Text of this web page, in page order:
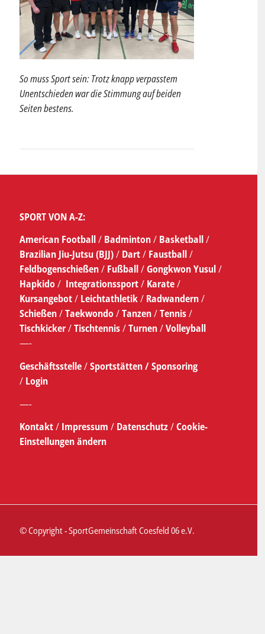
So muss Sport sein: Trotz knapp verpasstem
Unentschieden war die Stimmung auf beiden
Seiten bestens.
SPORT VON A-Z:
American Football/ Badminton/ Basketball/
Brazilian Jiu-Jutsu (BJJ)/ Dart/ Faustball/
Feldbogenschießen/ Fußball/Gongkwon Yusul/
Hapkido/ Integrationssport/ Karate/
Kursangebot/Leichtathletik/ Radwandern/
Schießen/Taekwondo/Tanzen/Tennis/
Tischkicker/Tischtennis/Turnen/Volleyball
—-
Geschäftsstelle/Sportstätten /Sponsoring
/ Login
—-
Kontakt/ Impressum / Datenschutz/Cookie-
Einstellungen ändern
© Copyright - SportGemeinschaft Coesfeld 06 e.V.